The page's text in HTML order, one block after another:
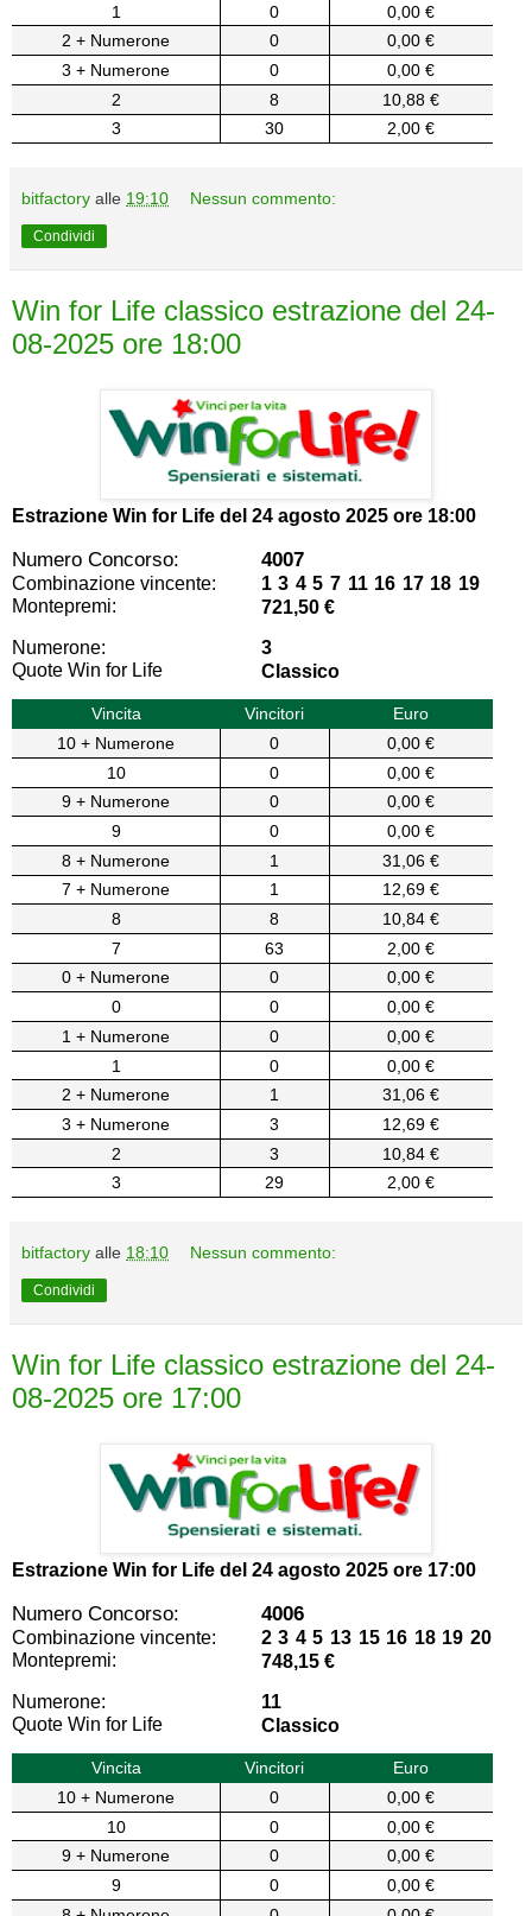
1
0
0,00 €
2 + Numerone
0
0,00 €
3 + Numerone
0
0,00 €
2
8
10,88 €
3
30 2,00 €
bitfactory alle 19:10 Nessun commento:
Condividi
Win for Life classico estrazione del 24-
08-2025 ore 18:00
Estrazione Win for Life del 24 agosto 2025 ore 18:00
Numero Concorso: 4007
Combinazione vincente:
1 3 4 5 7 11 16 17 18 19
Montepremi:
721,50 €
Numerone:
3
Quote Win for Life
Classico
Vincita Vincitori
Euro
10 + Numerone
0
0,00 €
10
0
0,00 €
9 + Numerone
0
0,00 €
9
0
0,00 €
8 + Numerone
1
31,06 €
7 + Numerone
1
12,69 €
8
8
10,84 €
7
63
2,00 €
0 + Numerone
0
0,00 €
0
0
0,00 €
1 + Numerone
0
0,00 €
1
0
0,00 €
2 + Numerone
1
31,06 €
3 + Numerone
3
12,69 €
2
3
10,84 €
3
29 2,00 €
bitfactory alle 18:10 Nessun commento:
Condividi
Win for Life classico estrazione del 24-
08-2025 ore 17:00
Estrazione Win for Life del 24 agosto 2025 ore 17:00
Numero Concorso: 4006
Combinazione vincente:
2 3 4 5 13 15 16 18 19 20
Montepremi:
748,15 €
Numerone:
11
Quote Win for Life
Classico
Vincita Vincitori
Euro
10 + Numerone
0
0,00 €
10
0
0,00 €
9 + Numerone
0
0,00 €
9
0
0,00 €